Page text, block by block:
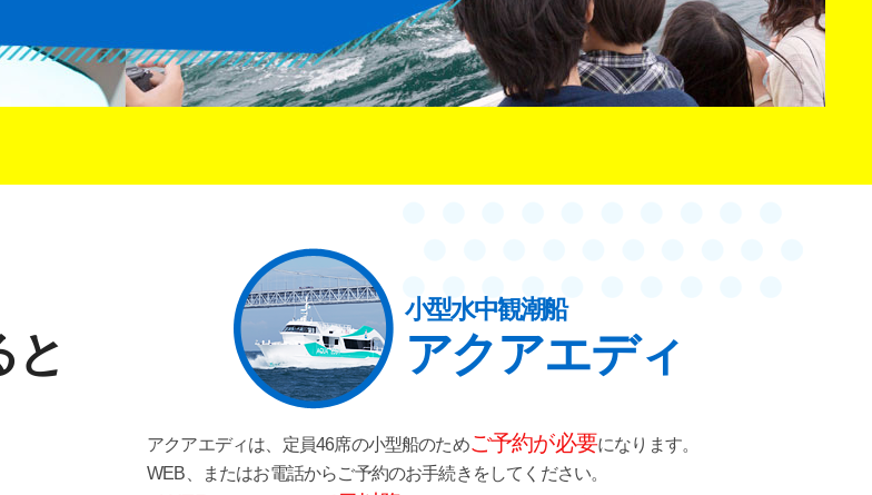
と
小型水中観潮船
アクアエディ
アクアエディは、定員46席の小型船のためご予約が必要になります。
WEB、またはお電話からご予約のお手続きをしてください。